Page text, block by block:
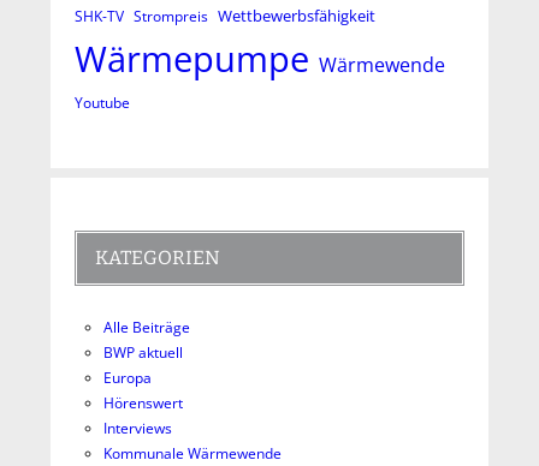
SHK-TV Strompreis Wettbewerbsfähigkeit
Wärmepumpe Wärmewende
Youtube
KATEGORIEN
Alle Beiträge
BWP aktuell
Europa
Hörenswert
Interviews
Kommunale Wärmewende